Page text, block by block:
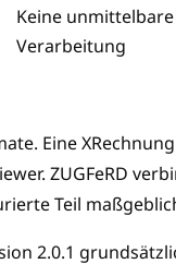
Keine
Verarbeitung
Eine
ZUGFeRD
Teil
2.0.1